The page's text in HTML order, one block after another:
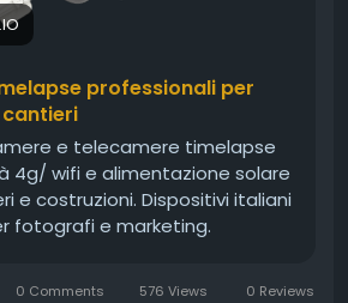
professionali per
e telecamere timelapse
4g/ wifi e alimentazione solare
e costruzioni. Dispositivi italiani
fotografi e marketing.
0 Comments 576 Views 0 Reviews